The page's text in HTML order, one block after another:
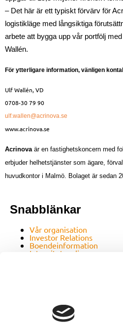
– Det här är ett typiskt förvärv för
logistikläge med långsiktiga
arbete att bygga upp vår portfölj
Wallén.
För ytterligare information, vänligen
Ulf Wallén, VD
0708-30 79 90
ulf.wallen@acrinova.se
www.acrinova.se
Acrinova är en fastighetskoncern med
erbjuder helhetstjänster som ägare,
huvudkontor i Malmö. Bolaget är sedan
Snabblänkar
Vår organisation
Investor Relations
Boendeinformation
Integritetspolicy